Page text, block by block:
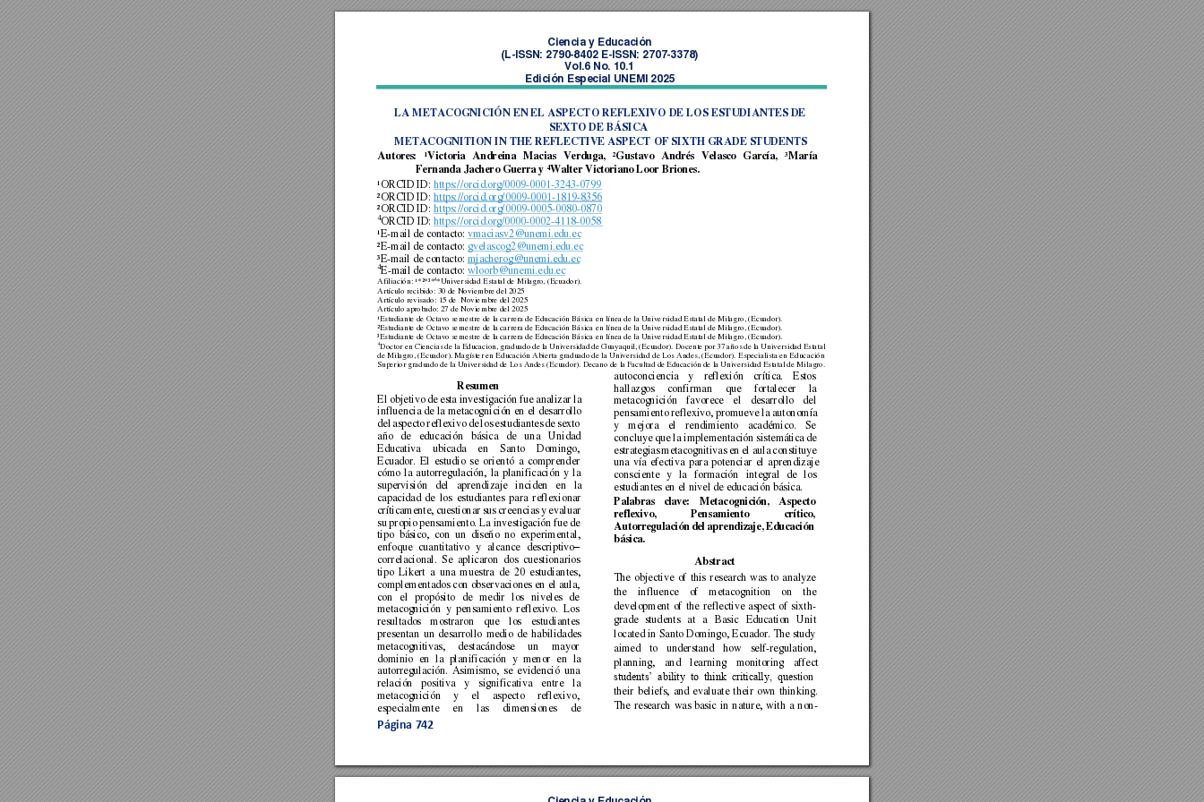
Ciencia y Educación
(L-ISSN: 2790-8402 E-ISSN: 2707-3378)
Vol.6 No. 10.1
Edición Especial UNEMI 2025
Página 742
LA METACOGNICIÓN EN EL ASPECTO REFLEXIVO DE LOS ESTUDIANTES DE
SEXTO DE BÁSICA
METACOGNITION IN THE REFLECTIVE ASPECT OF SIXTH GRADE STUDENTS
Autores: ¹Victoria Andreina Macias Verduga, ²Gustavo Andrés Velasco García, ³María
Fernanda Jachero Guerra y 4Walter Victoriano Loor Briones.
¹ORCID ID: https://orcid.org/0009-0001-3243-0799
²ORCID ID: https://orcid.org/0009-0001-1819-8356
²ORCID ID: https://orcid.org/0009-0005-0080-0870
4ORCID ID: https://orcid.org/0000-0002-4118-0058
¹E-mail de contacto: vmaciasv2@unemi.edu.ec
²E-mail de contacto: gvelascog2@unemi.edu.ec
³E-mail de contacto: mjacherog@unemi.edu.ec
4E-mail de contacto: wloorb@unemi.edu.ec
Afiliación: ¹*²*³*4*Universidad Estatal de Milagro, (Ecuador).
Artículo recibido: 30 de Noviembre del 2025
Artículo revisado: 15 de  Noviembre del 2025
Artículo aprobado: 27 de Noviembre del 2025
¹Estudiante de Octavo semestre de la carrera de Educación Básica en línea de la Universidad Estatal de Milagro, (Ecuador).
²Estudiante de Octavo semestre de la carrera de Educación Básica en línea de la Universidad Estatal de Milagro, (Ecuador).
³Estudiante de Octavo semestre de la carrera de Educación Básica en línea de la Universidad Estatal de Milagro, (Ecuador).
4Doctor en Ciencias de la Educacion, graduado de la Universidad de Guayaquil, (Ecuador). Docente por 37 años de la Universidad Estatal
de Milagro, (Ecuador). Magíster en Ed ucación Abierta graduado de la Universidad de Los Andes, (Ecuador). Especialista en Ed ucación
Superior graduado de la Universidad de Los Andes (Ecuador). Decano de la Facultad de Educación de la Universidad Estatal de Milagro.
Resumen
El objetivo de esta investigación fue analizar la
influencia de la metacognición en el desarrollo
del aspecto reflexivo de los estudiantes de sexto
año
de educación básica de una
Unidad
Educativa
ubicada en Santo
Domingo,
Ecuador. El estudio se orientó a comprender
cómo la autorregulación, la planificación y la
supervisión
del aprendizaje inciden en
la
capacidad de los estudiantes para reflexionar
críticamente, cuestionar sus creencias y evaluar
su propio pensamiento. La investigación fue de
tipo básico, con un diseño no experimental,
enfoque cuantitativo y alcance descriptivo–
correlacional. Se aplicaron dos cuestionarios
tipo Likert a una muestra de 20 estudiantes,
complementados con observaciones en el aula,
con
el propósito de medir los niveles
de
metacognición y pensami ento reflexivo. Los
resultados
mostraron que los
estudiantes
presentan un desarrollo medio de habilidades
metacognitivas,
destacándose un
mayor
dominio
en la planificación y menor en
la
autorregulación. Asimismo, se evidenció una
relación
positiva y significativa entre
la
metacognición
y el aspecto
reflexivo,
especialmente
en las dimensiones de
autoconciencia y reflexión crítica.
Estos
hallazgos
confirman que fortalecer
la
metacognición
favorece el desarrollo
del
pensamiento reflexivo, promueve la autonomía
y
mejora el rendimiento académico.
Se
concluye que la implementación sistemática de
estrategias metacognitivas en el aula constituye
una vía efectiva para potenciar el aprendizaje
consciente y la formación integral de los
estudiantes en el nivel de educación básica.
Palabras clave: Metacognición,
Aspecto
reflexivo,
Pensamiento
crítico,
Autorregulación del aprendizaje, Educación
básica.
Abstract
The objective of this research was to analyze
the
influence of metacognition on
the
development of the reflective aspect of sixth-
grade students at a Basic Education
Unit
located in Santo Domingo, Ecuador. The study
aimed
to understand how
self-regulation,
planning,
and learning monitoring affect
students’ ability to think critically, question
their beliefs, and evaluate their own thinking.
The research was basic in nature, with a non-